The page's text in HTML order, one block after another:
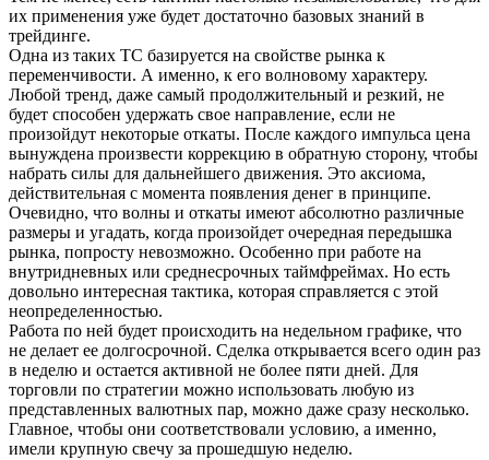
их применения уже будет достаточно базовых знаний в
трейдинге.
Одна из таких ТС базируется на свойстве рынка к
переменчивости. А именно, к его волновому характеру.
Любой тренд, даже самый продолжительный и резкий, не
будет способен удержать свое направление, если не
произойдут некоторые откаты. После каждого импульса цена
вынуждена произвести коррекцию в обратную сторону, чтобы
набрать силы для дальнейшего движения. Это аксиома,
действительная с момента появления денег в принципе.
Очевидно, что волны и откаты имеют абсолютно различные
размеры и угадать, когда произойдет очередная передышка
рынка, попросту невозможно. Особенно при работе на
внутридневных или среднесрочных таймфреймах. Но есть
довольно интересная тактика, которая справляется с этой
неопределенностью.
Работа по ней будет происходить на недельном графике, что
не делает ее долгосрочной. Сделка открывается всего один раз
в неделю и остается активной не более пяти дней. Для
торговли по стратегии можно использовать любую из
представленных валютных пар, можно даже сразу несколько.
Главное, чтобы они соответствовали условию, а именно,
имели крупную свечу за прошедшую неделю.